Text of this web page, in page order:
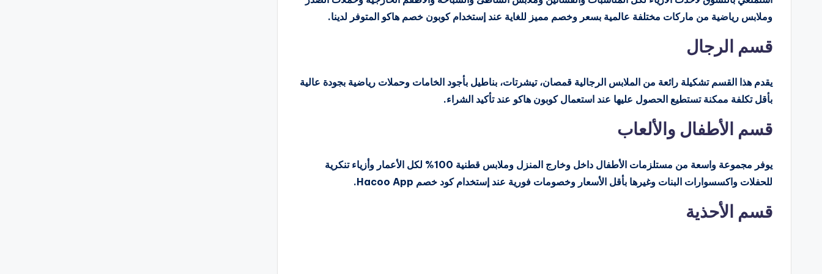
وملابس رياضية من ماركات مختلفة عالمية بسعر وخصم مميز للغاية عند إستخدام كوبون خصم هاكو المتوفر لدينا.
قسم الرجال
يقدم هذا القسم تشكيلة رائعة من الملابس الرجالية قمصان، تيشرتات، بناطيل بأجود الخامات وحملات رياضية بجودة عالية
بأقل تكلفة ممكنة تستطيع الحصول عليها عند استعمال كوبون هاكو عند تأكيد الشراء.
قسم الأطفال والألعاب
يوفر مجموعة واسعة من مستلزمات الأطفال داخل وخارج المنزل وملابس قطنية 100% لكل الأعمار وأزياء تنكرية
للحفلات واكسسوارات البنات وغيرها بأقل الأسعار وخصومات فورية عند إستخدام كود خصم Hacoo App.
قسم الأحذية